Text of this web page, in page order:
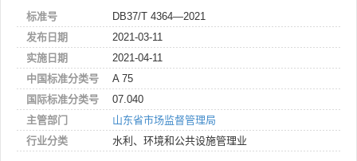
标准号
DB37/T 4364—2021
发布日期
2021-03-11
实施日期
2021-04-11
中国标准分类号
A 75
国际标准分类号
07.040
主管部门
山东省市场监督管理局
行业分类
水利、环境和公共设施管理业